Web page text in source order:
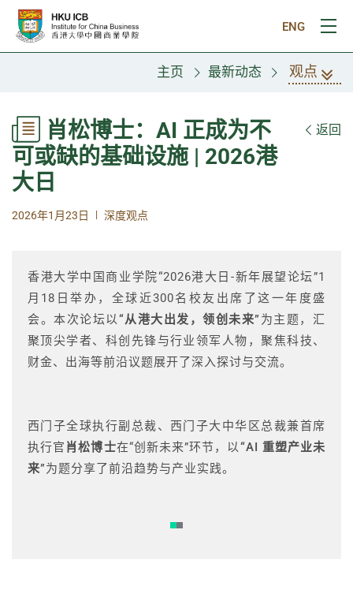
跳往主要内容
ENG
打
主页 最新动态 观点
肖松博士：AI 正成为不
可或缺的基础设施 | 2026港
大日
返回
2026年1月23日 | 深度观点
香港大学中国商业学院“2026港大日-新年展望论坛”1
月18日举办，全球近300名校友出席了这一年度盛
会。本次论坛以“从港大出发，领创未来” 为主题，汇
聚顶尖学者、科创先锋与行业领军人物，聚焦科技、
财金、出海等前沿议题展开了深入探讨与交流。
西门子全球执行副总裁、西门子大中华区总裁兼首席
执行官 肖松博士在“创新未来”环节，以“AI 重塑产业未
来”为题分享了前沿趋势与产业实践。